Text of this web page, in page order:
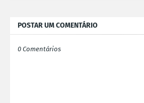
POSTAR UM COMENTÁRIO
0 Comentários